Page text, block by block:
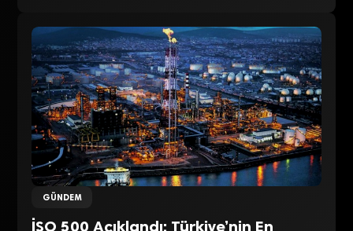
GÜNDEM
İSO 500 Açıklandı: Türkiye’nin En